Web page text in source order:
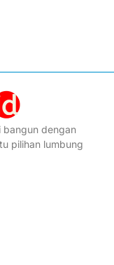
bangun dengan
pilihan lumbung